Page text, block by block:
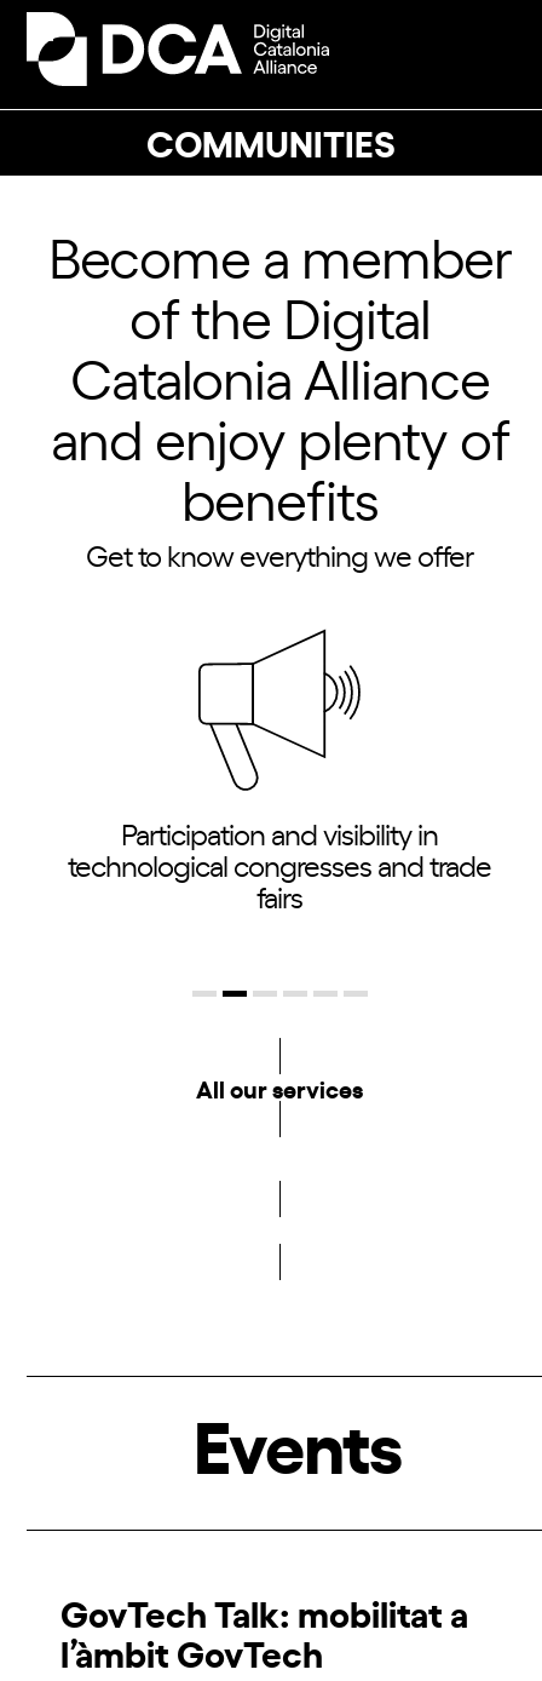
Skip
content
COMMUNITIES
Open
mobile
Close
mobile
Become a member
of the Digital
Catalonia Alliance
and enjoy plenty of
benefits
Get to know everything we offer
Participation and visibility in
technological congresses and trade
fairs
All our services
Events
GovTech Talk: mobilitat a
l’àmbit GovTech